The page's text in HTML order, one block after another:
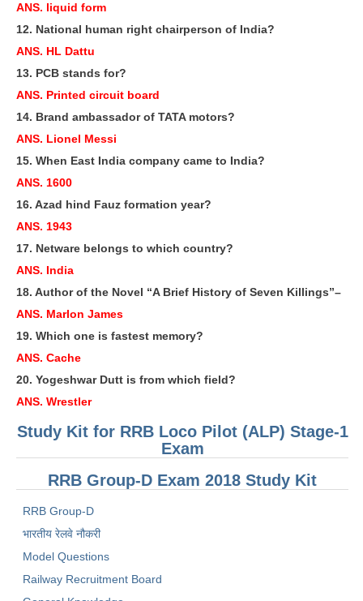
RRB NTPC PDF Notes
RRB NTPC PAPERS
RRB NTPC Notification 2025
RRB NTPC (CBT-2) Exam
RRB NTPC Syllabus
RRB NTPC Eligibility
RRB NTPC Medical Standards
RRB NTPC रेल्वे भर्ती बोर्ड
RRB जूनियर इंजीनियर
Group-D Exam Paper
रेलवे ग्रुप -डी परीक्षा
PAPERS
ANS. liquid form
12. National human right chairperson of India?
ANS. HL Dattu
13. PCB stands for?
ANS. Printed circuit board
14. Brand ambassador of TATA motors?
ANS. Lionel Messi
15. When East India company came to India?
ANS. 1600
16. Azad hind Fauz formation year?
ANS. 1943
17. Netware belongs to which country?
ANS. India
18. Author of the Novel “A Brief History of Seven Killings”–
ANS. Marlon James
19. Which one is fastest memory?
ANS. Cache
20. Yogeshwar Dutt is from which field?
ANS. Wrestler
Study Kit for RRB Loco Pilot (ALP) Stage-1
Exam
RRB Group-D Exam 2018 Study Kit
RRB Group-D
भारतीय रेलवे नौकरी
Model Questions
Railway Recruitment Board